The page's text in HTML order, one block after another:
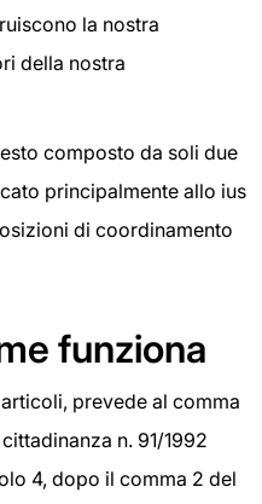
la nostra
della nostra
composto da soli due
principalmente allo ius
di coordinamento
funziona
prevede al comma
n. 91/1992
4, dopo il comma 2 del